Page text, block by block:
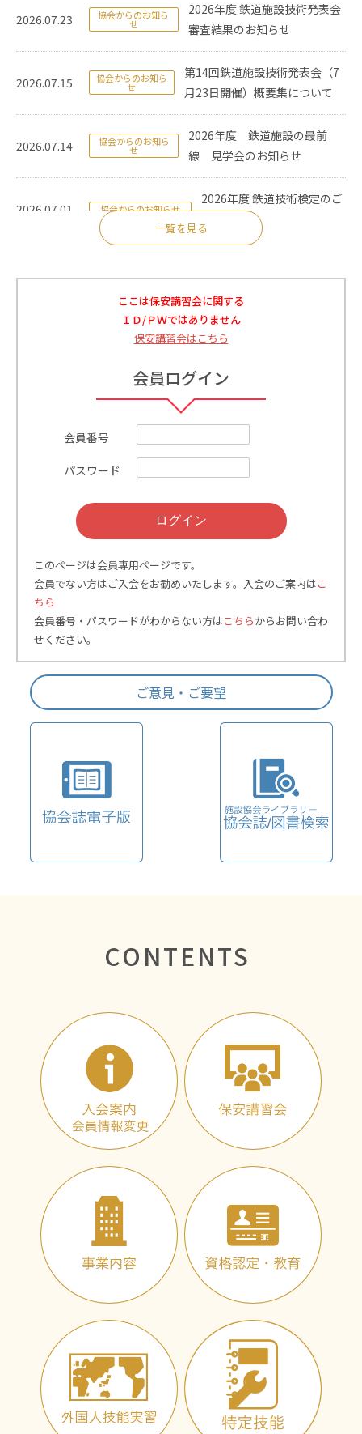
2026.07.23 協会からのお知ら
せ
2026年度 鉄道施設技術発表会
審査結果のお知らせ
2026.07.15 協会からのお知ら
せ
第14回鉄道施設技術発表会（7
月23日開催）概要集について
2026.07.14 協会からのお知ら
せ
2026年度 鉄道施設の最前
線 見学会のお知らせ
2026.07.01 協会からのお知らせ
2026年度 鉄道技術検定のご
プしました
協会からのお知らせ
協会誌６月号を電子版にアッ
プしました
保安講習会情報
講習会情報が更新されまし
協会からのお知らせ
協会からのお知らせ
協会推薦の叙勲受章者をご紹
介いたします。
2026.04.28 協会からのお知らせ
2026年度「鉄道局長賞」募
プしました
2026.04.22 シニア会員割引のご案内
一覧を見る
ここは保安講習会に関する
ＩＤ/ＰＷではありません
保安講習会はこちら
会員ログイン
会員番号
パスワード
このページは会員専用ページです。
会員でない方はご入会をお勧めいたします。入会のご案内はこ
ちら
会員番号・パスワードがわからない方はこちらからお問い合わ
せください。
ご意見・ご要望
CONTENTS